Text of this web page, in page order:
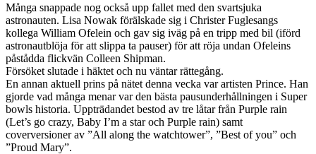
Många snappade nog också upp fallet med den svartsjuka
astronauten. Lisa Nowak förälskade sig i Christer Fuglesangs
kollega William Ofelein och gav sig iväg på en tripp med bil (iförd
astronautblöja för att slippa ta pauser) för att röja undan Ofeleins
påstådda flickvän Colleen Shipman.
Försöket slutade i häktet och nu väntar rättegång.
En annan aktuell prins på nätet denna vecka var artisten Prince. Han
gjorde vad många menar var den bästa pausunderhållningen i Super
bowls historia. Uppträdandet bestod av tre låtar från Purple rain
(Let’s go crazy, Baby I’m a star och Purple rain) samt
coverversioner av ”All along the watchtower”, ”Best of you” och
”Proud Mary”.